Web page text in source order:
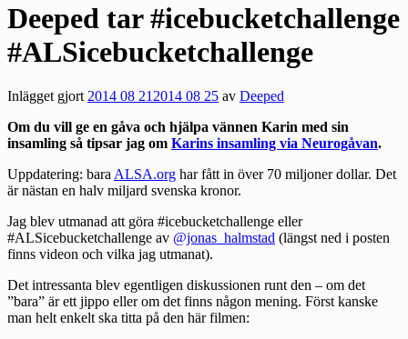
Deeped tar #icebucketchallenge
#ALSicebucketchallenge
Inlägget gjort2014 08 212014 08 25 av Deeped
Om du vill ge en gåva och hjälpa vännen Karin med sin
insamling så tipsar jag om Karins insamling via Neurogåvan.
Uppdatering: baraALSA.org har fått in över 70 miljoner dollar. Det
är nästan en halv miljard svenska kronor.
Jag blev utmanad att göra #icebucketchallenge eller
#ALSicebucketchallenge av @jonas_halmstad (längst ned i posten
finns videon och vilka jag utmanat).
Det intressanta blev egentligen diskussionen runt den – om det
”bara” är ett jippo eller om det finns någon mening. Först kanske
man helt enkelt ska titta på den här filmen: